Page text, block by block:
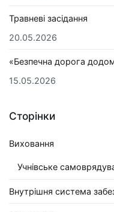
Травневі засідання
20.05.2026
«Безпечна дорога
15.05.2026
Сторінки
Виховання
Учнівське
Внутрішня система